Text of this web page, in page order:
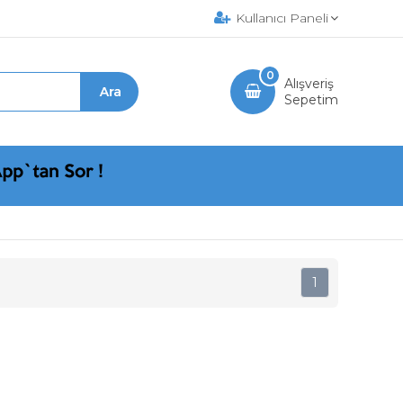
Kullanıcı Paneli
Alışveriş
Sepetim
0
1